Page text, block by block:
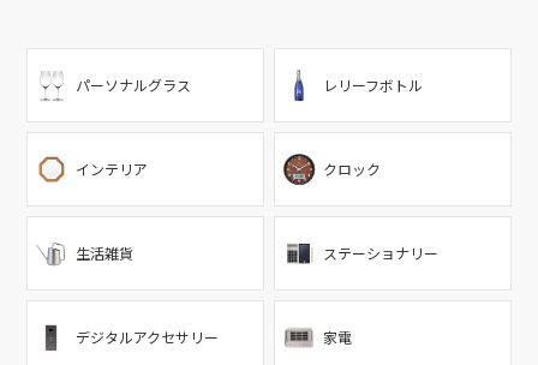
パーソナルグラス レリーフボトル
インテリア クロック
生活雑貨 ステーショナリー
デジタルアクセサリー 家電